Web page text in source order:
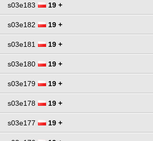
s03e183 19 +
s03e182 19 +
s03e181 19 +
s03e180 19 +
s03e179 19 +
s03e178 19 +
s03e177 19 +